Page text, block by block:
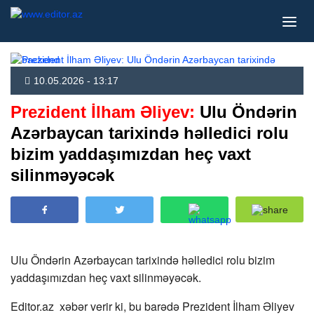
10.05.2026 - 13:17
Prezident İlham Əliyev: Ulu Öndərin
Azərbaycan tarixində həlledici rolu
bizim yaddaşımızdan heç vaxt
silinməyəcək
Ulu Öndərin Azərbaycan tarixində həlledici rolu bizim
yaddaşımızdan heç vaxt silinməyəcək.
Editor.az xəbər verir ki, bu barədə Prezident İlham Əliyev